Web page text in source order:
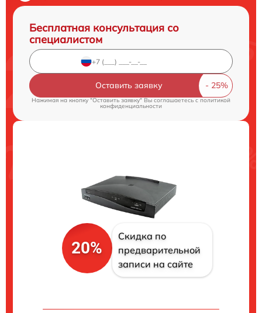
Бесплатная консультация со
специалистом
Оставить заявку
Нажимая на кнопку "Оставить заявку" Вы соглашаетесь cполитикой
конфиденциальности
20%
Скидка по
предварительной
записи на сайте